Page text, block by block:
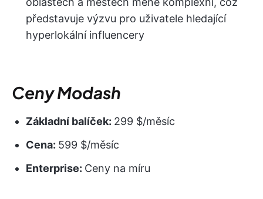
představuje výzvu pro uživatele hledající
hyperlokální influencery
Ceny Modash
Základní balíček: 299 $/měsíc
Cena: 599 $/měsíc
Enterprise: Ceny na míru